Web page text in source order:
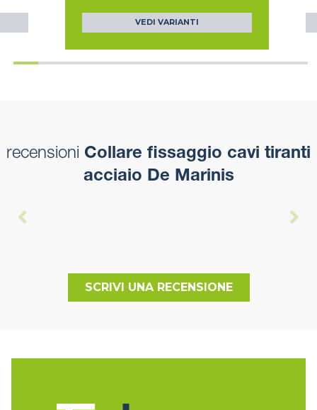
VEDI VARIANTI
recensioni Collare fissaggio cavi tiranti
acciaio De Marinis
SCRIVI UNA RECENSIONE